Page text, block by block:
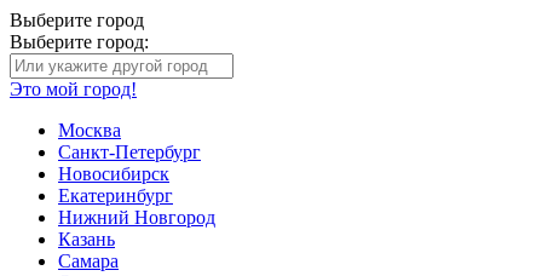
Выберите город
Выберите город:
Это мой город!
Москва
Санкт-Петербург
Новосибирск
Екатеринбург
Нижний Новгород
Казань
Самара